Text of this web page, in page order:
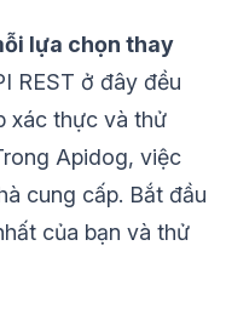
lựa chọn thay
REST ở đây đều
xác thực và thử
Apidog, việc
cung cấp. Bắt đầu
của bạn và thử